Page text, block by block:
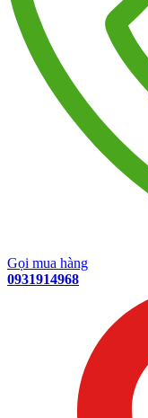
Gọi mua hàng
0931914968